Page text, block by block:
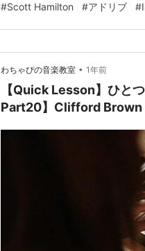
析 ではフレーズを細かく見てい
の…
#Scott Hamilton #アドリブ #
わちゃぴの音楽教室 • 1年前
【Quick Lesson】ひと
Part20】Clifford Brown